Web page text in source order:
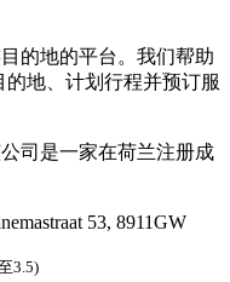
的地的平台。我们帮助
地、计划行程并预订服
公司是一家在荷兰注册成
53, 8911GW
3.5)